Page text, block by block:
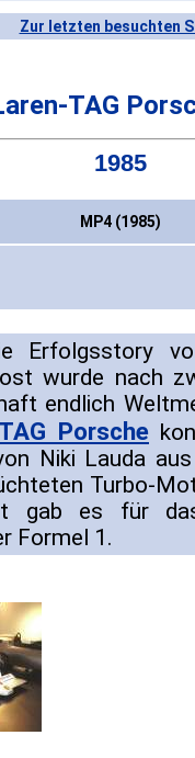
Zur letzten besuchten
TAG
1985
MP4 (1985)
Erfolgsstory
wurde nach
endlich
TAG Porsche
Niki Lauda
Turbo-
gab es für
Formel 1.